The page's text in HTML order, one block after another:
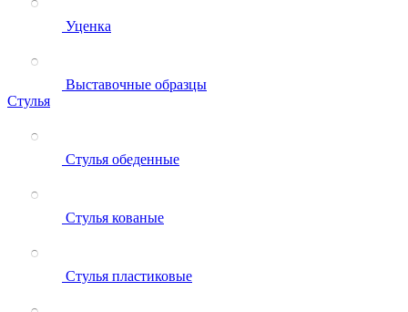
Уценка
Выставочные образцы
Стулья
Стулья обеденные
Стулья кованые
Стулья пластиковые